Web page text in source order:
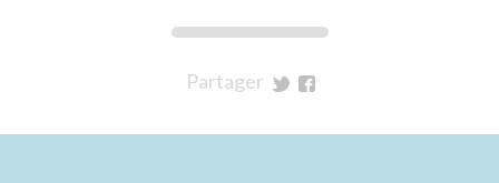
Partager
Twitter
Facebook